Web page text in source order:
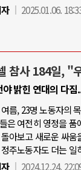
2025.01.06.
참사 184일, "
밝힌 연대의 다
름, 23명 노동자의
은 여전히 영정을 품
아보고 새로운 싸
주노동자도 더는 일
2024.12.24.